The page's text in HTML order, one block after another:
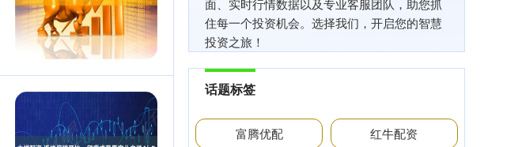
面、实时行情数据以及专业客服团队，助您抓
住每一个投资机会。选择我们，开启您的智慧
投资之旅！
话题标签
富腾优配 红牛配资